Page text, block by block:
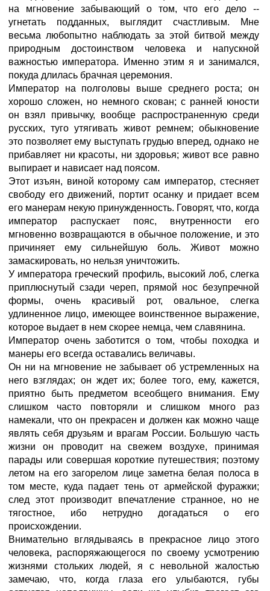
на мгновение забывающий о том, что его дело --
угнетать подданных, выглядит счастливым. Мне
весьма любопытно наблюдать за этой битвой между
природным достоинством человека и напускной
важностью императора. Именно этим я и занимался,
покуда длилась брачная церемония.
Император на полголовы выше среднего роста; он
хорошо сложен, но немного скован; с ранней юности
он взял привычку, вообще распространенную среди
русских, туго утягивать живот ремнем; обыкновение
это позволяет ему выступать грудью вперед, однако не
прибавляет ни красоты, ни здоровья; живот все равно
выпирает и нависает над поясом.
Этот изъян, виной которому сам император, стесняет
свободу его движений, портит осанку и придает всем
его манерам некую принужденность. Говорят, что, когда
император распускает пояс, внутренности его
мгновенно возвращаются в обычное положение, и это
причиняет ему сильнейшую боль. Живот можно
замаскировать, но нельзя уничтожить.
У императора греческий профиль, высокий лоб, слегка
приплюснутый сзади череп, прямой нос безупречной
формы, очень красивый рот, овальное, слегка
удлиненное лицо, имеющее воинственное выражение,
которое выдает в нем скорее немца, чем славянина.
Император очень заботится о том, чтобы походка и
манеры его всегда оставались величавы.
Он ни на мгновение не забывает об устремленных на
него взглядах; он ждет их; более того, ему, кажется,
приятно быть предметом всеобщего внимания. Ему
слишком часто повторяли и слишком много раз
намекали, что он прекрасен и должен как можно чаще
являть себя друзьям и врагам России. Большую часть
жизни он проводит на свежем воздухе, принимая
парады или совершая короткие путешествия; поэтому
летом на его загорелом лице заметна белая полоса в
том месте, куда падает тень от армейской фуражки;
след этот производит впечатление странное, но не
тягостное, ибо нетрудно догадаться о его
происхождении.
Внимательно вглядываясь в прекрасное лицо этого
человека, распоряжающегося по своему усмотрению
жизнями стольких людей, я с невольной жалостью
замечаю, что, когда глаза его улыбаются, губы